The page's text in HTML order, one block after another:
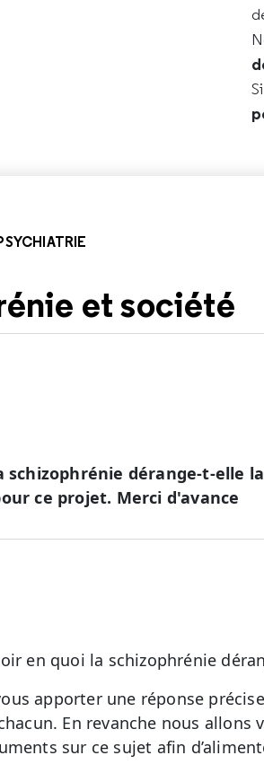
et société
schizophrénie dérange-t-elle
ce projet. Merci d'avance
en quoi la schizophrénie
apporter une réponse
En revanche nous
sur ce sujet afin